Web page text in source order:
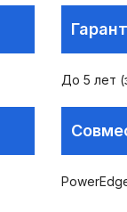
До 5 лет